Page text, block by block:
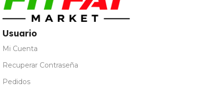
Usuario
Mi Cuenta
Recuperar Contraseña
Pedidos